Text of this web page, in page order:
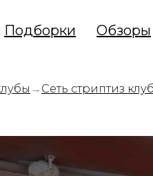
Обзоры
Подборки
→ Сеть стриптиз